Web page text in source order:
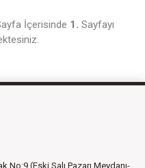
İçerisinde 1. Sayfayı
No:9 (Eski Salı Pazarı Meydanı-